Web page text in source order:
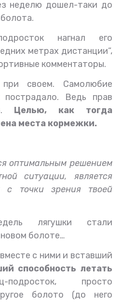
неделю дошел-таки до
нагнал его
метрах дистанции”,
комментаторы.
своем. Самолюбие
Ведь прав
Целью, как тогда
места кормежки.
оптимальным решением
ситуации, является
с точки зрения твоей
лягушки стали
новом болоте…
с ними и вставший
способность летать
подросток, просто
болото (до него